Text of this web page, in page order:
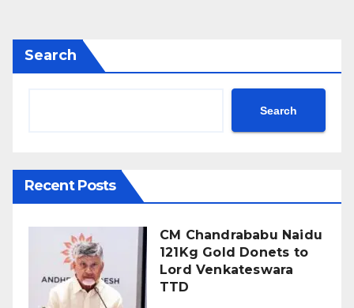
Search
Search
Recent Posts
CM Chandrababu Naidu
121Kg Gold Donets to
Lord Venkateswara
TTD